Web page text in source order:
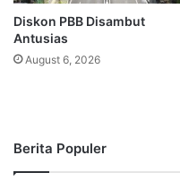
Diskon PBB Disambut
Antusias
August 6, 2026
Berita Populer